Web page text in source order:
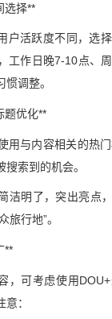
选择**
户活跃度不同，选
工作日晚7-10点、
调整。
题优化**
用与内容相关的热
索到的机会。
洁明了，突出亮点
旅行地”。
**
，可考虑使用
：